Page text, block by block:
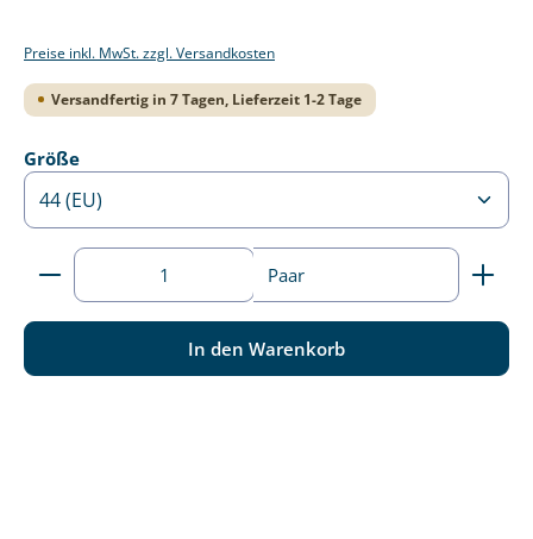
Preise inkl. MwSt. zzgl. Versandkosten
Versandfertig in 7 Tagen, Lieferzeit 1-2 Tage
Größeauswählen
Produkt Anzahl: Gib den gewünschten Wert ein
Paar
In den Warenkorb